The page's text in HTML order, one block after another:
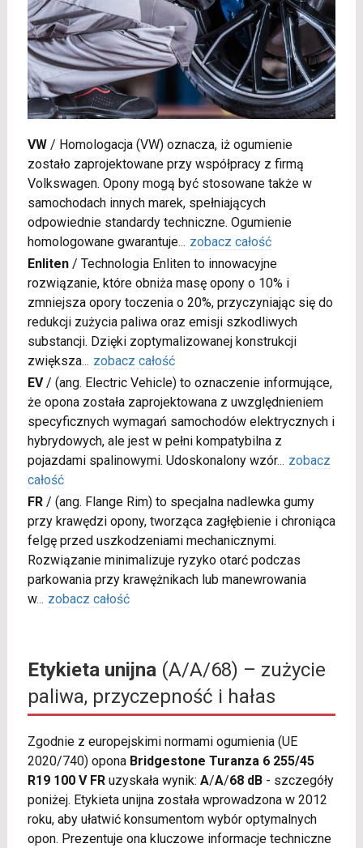
VW/ Homologacja (VW) oznacza, iż ogumienie
zostało zaprojektowane przy współpracy z firmą
Volkswagen. Opony mogą być stosowane także w
samochodach innych marek, spełniających
odpowiednie standardy techniczne. Ogumienie
homologowane gwarantuje... zobacz całość
Enliten/ Technologia Enliten to innowacyjne
rozwiązanie, które obniża masę opony o 10% i
zmniejsza opory toczenia o 20%, przyczyniając się do
redukcji zużycia paliwa oraz emisji szkodliwych
substancji. Dzięki zoptymalizowanej konstrukcji
zwiększa... zobacz całość
EV/ (ang. Electric Vehicle) to oznaczenie informujące,
że opona została zaprojektowana z uwzględnieniem
specyficznych wymagań samochodów elektrycznych i
hybrydowych, ale jest w pełni kompatybilna z
pojazdami spalinowymi. Udoskonalony wzór... zobacz
całość
FR/ (ang. Flange Rim) to specjalna nadlewka gumy
przy krawędzi opony, tworząca zagłębienie i chroniąca
felgę przed uszkodzeniami mechanicznymi.
Rozwiązanie minimalizuje ryzyko otarć podczas
parkowania przy krawężnikach lub manewrowania
w... zobacz całość
Etykieta unijna(A/A/68) – zużycie
paliwa, przyczepność i hałas
Zgodnie z europejskimi normami ogumienia (UE
2020/740) opona Bridgestone Turanza 6 255/45
R19 100 V FRuzyskała wynik: A/A/68 dB- szczegóły
poniżej. Etykieta unijna została wprowadzona w 2012
roku, aby ułatwić konsumentom wybór optymalnych
opon. Prezentuje ona kluczowe informacje techniczne